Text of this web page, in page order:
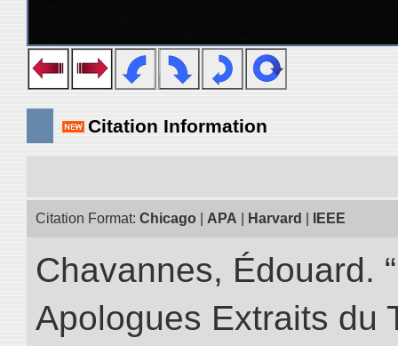
Citation Information
Citation Format: Chicago APA Harvard IEEE
Chavannes, Édouard.
Apologues Extraits du